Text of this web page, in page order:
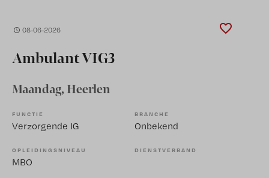
08-06-2026
Ambulant VIG3
Maandag, Heerlen
FUNCTIE
Verzorgende IG
BRANCHE
Onbekend
OPLEIDINGSNIVEAU
MBO
DIENSTVERBAND